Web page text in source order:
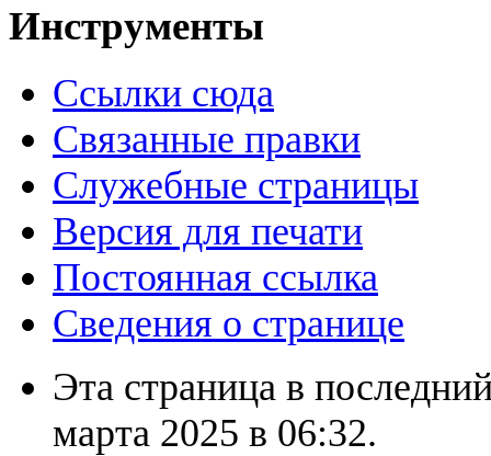
Инструменты
Ссылки сюда
Связанные правки
Служебные страницы
Версия для печати
Постоянная ссылка
Сведения о странице
Эта страница в
марта 2025 в 06:32.